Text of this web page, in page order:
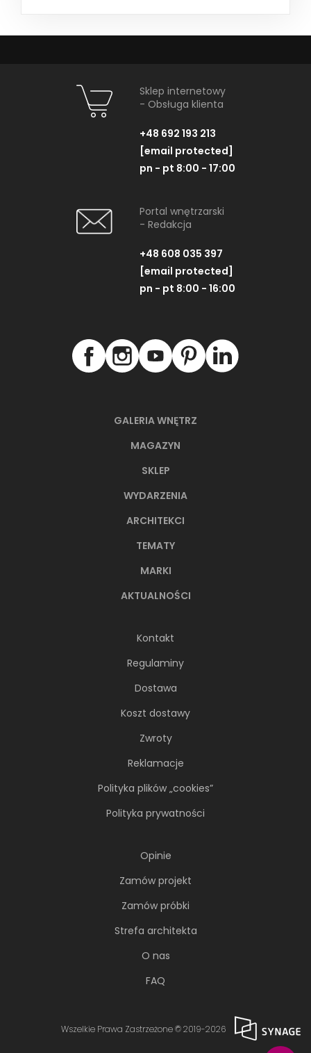
GALERIA WNĘTRZ
MAGAZYN
SKLEP
WYDARZENIA
ARCHITEKCI
TEMATY
MARKI
AKTUALNOŚCI
Kontakt
Regulaminy
Dostawa
Koszt dostawy
Zwroty
Reklamacje
Polityka plików „cookies”
Polityka prywatności
Opinie
Zamów projekt
Zamów próbki
Strefa architekta
O nas
FAQ
Sklep internetowy
- Obsługa klienta
+48 692 193 213
[email protected]
pn - pt 8:00 - 17:00
Portal wnętrzarski
- Redakcja
+48 608 035 397
[email protected]
pn - pt 8:00 - 16:00
Wszelkie Prawa Zastrzeżone © 2019-2026